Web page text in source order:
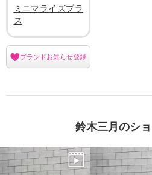
ミニマライズプラ
ス
ブランドお知らせ登録
鈴木三月のシ